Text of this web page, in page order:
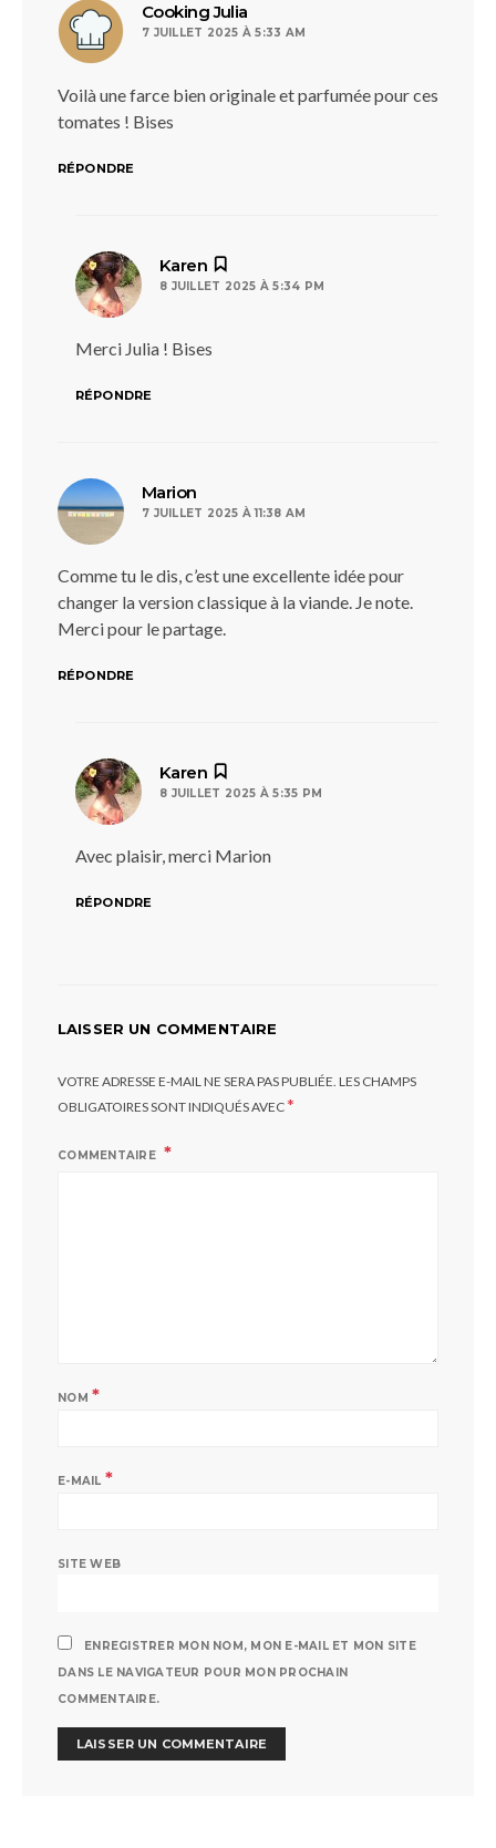
Cooking Julia
7 JUILLET 2025 À 5:33 AM
Voilà une farce bien originale et parfumée pour ces
tomates ! Bises
RÉPONDRE
Karen
8 JUILLET 2025 À 5:34 PM
Merci Julia ! Bises
RÉPONDRE
Marion
7 JUILLET 2025 À 11:38 AM
Comme tu le dis, c’est une excellente idée pour
changer la version classique à la viande. Je note.
Merci pour le partage.
RÉPONDRE
Karen
8 JUILLET 2025 À 5:35 PM
Avec plaisir, merci Marion
RÉPONDRE
LAISSER UN COMMENTAIRE
VOTRE ADRESSE E-MAIL NE SERA PAS PUBLIÉE. LES CHAMPS
OBLIGATOIRES SONT INDIQUÉS AVEC*
COMMENTAIRE
NOM *
E-MAIL *
SITE WEB
ENREGISTRER MON NOM, MON E-MAIL ET MON SITE
DANS LE NAVIGATEUR POUR MON PROCHAIN
COMMENTAIRE.